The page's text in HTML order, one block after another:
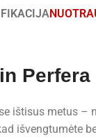
ištisus metus
išvengtumėte